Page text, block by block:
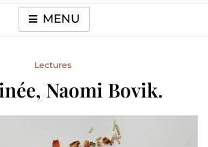
MENU
Lectures
Naomi Bovik.